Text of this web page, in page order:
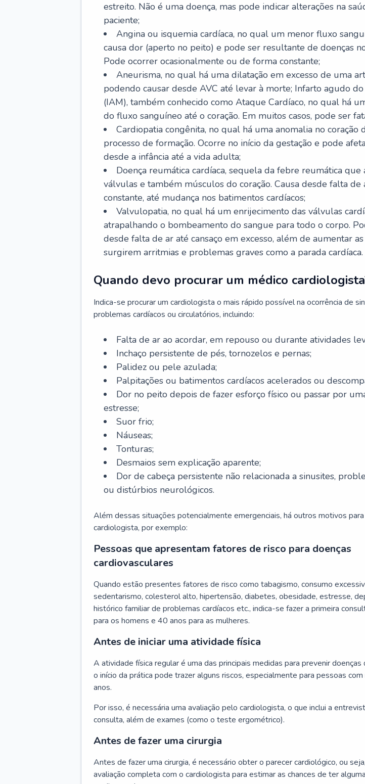
estreito. Não é uma doença, mas pode indicar alterações na
paciente;
Angina ou isquemia cardíaca, no qual um menor fluxo
causa dor (aperto no peito) e pode ser resultante de doenças
Pode ocorrer ocasionalmente ou de forma constante;
Aneurisma, no qual há uma dilatação em excesso de uma
podendo causar desde AVC até levar à morte; Infarto agudo
(IAM), também conhecido como Ataque Cardíaco, no qual há
do fluxo sanguíneo até o coração. Em muitos casos, pode ser
Cardiopatia congênita, no qual há uma anomalia no coração
processo de formação. Ocorre no início da gestação e pode
desde a infância até a vida adulta;
Doença reumática cardíaca, sequela da febre reumática que
válvulas e também músculos do coração. Causa desde falta de
constante, até mudança nos batimentos cardíacos;
Valvulopatia, no qual há um enrijecimento das válvulas
atrapalhando o bombeamento do sangue para todo o corpo.
desde falta de ar até cansaço em excesso, além de aumentar
surgirem arritmias e problemas graves como a parada cardíaca.
Quando devo procurar um médico
Indica-se procurar um cardiologista o mais rápido possível na ocorrência de
problemas cardíacos ou circulatórios, incluindo:
Falta de ar ao acordar, em repouso ou durante atividades
Inchaço persistente de pés, tornozelos e pernas;
Palidez ou pele azulada;
Palpitações ou batimentos cardíacos acelerados ou
Dor no peito depois de fazer esforço físico ou passar por
estresse;
Suor frio;
Náuseas;
Tonturas;
Desmaios sem explicação aparente;
Dor de cabeça persistente não relacionada a sinusites,
ou distúrbios neurológicos.
Além dessas situações potencialmente emergenciais, há outros motivos
cardiologista, por exemplo:
Pessoas que apresentam fatores de risco para doenças
cardiovasculares
Quando estão presentes fatores de risco como tabagismo, consumo
sedentarismo, colesterol alto, hipertensão, diabetes, obesidade, estresse,
histórico familiar de problemas cardíacos etc., indica-se fazer a primeira
para os homens e 40 anos para as mulheres.
Antes de iniciar uma atividade física
A atividade física regular é uma das principais medidas para prevenir doenças
o início da prática pode trazer alguns riscos, especialmente para pessoas
anos.
Por isso, é necessária uma avaliação pelo cardiologista, o que inclui a
consulta, além de exames (como o teste ergométrico).
Antes de fazer uma cirurgia
Antes de fazer uma cirurgia, é necessário obter o parecer cardiológico, ou
avaliação completa com o cardiologista para estimar as chances de ter